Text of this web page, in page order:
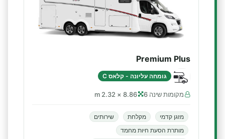
Premium Plus
גומחה עליונה - קלאס C
מקומות שינה 6 8.86 × 2.32 m
מזגן קדמי מקלחת
שירותים
מותרת הסעת חיות מחמד